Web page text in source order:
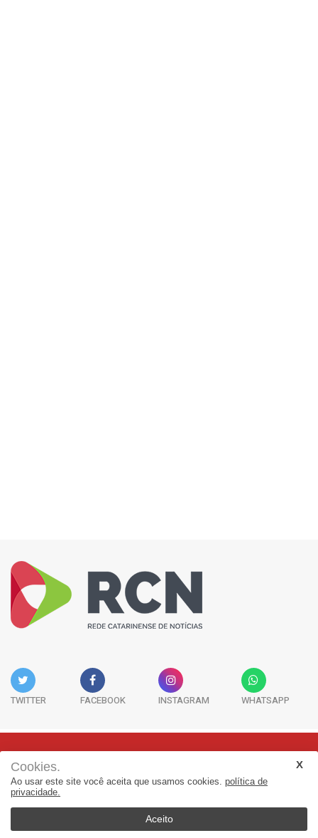
TWITTER FACEBOOK INSTAGRAM WHATSAPP
Rua Adolfo Melo, 38 - Sala 902 - Centro | Florianópolis-SC | CEP:
88015-090
(48) 3298-7979 | jornalismo@adjorisc.com.br
© 2026, Rede Catarinense de Noticias - RCN. Todos os direitos
Cookies.
Ao usar este site você aceita que usamos cookies. política de
privacidade.
Aceito